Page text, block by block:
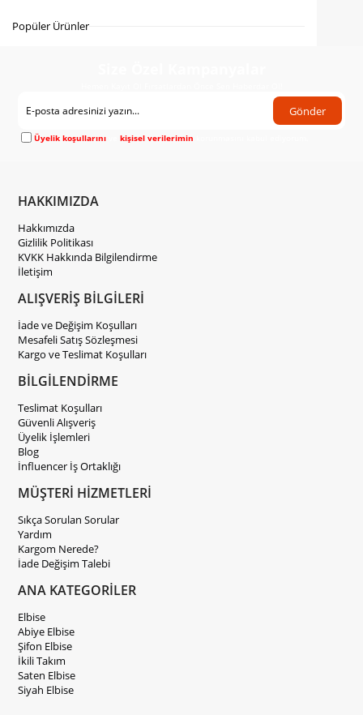
Gönder
Üyelik koşullarını vekişisel verilerimin
HAKKIMIZDA
Hakkımızda
Gizlilik Politikası
KVKK Hakkında Bilgilendirme
İletişim
ALIŞVERİŞ BİLGİLERİ
İade ve Değişim Koşulları
Mesafeli Satış Sözleşmesi
Kargo ve Teslimat Koşulları
BİLGİLENDİRME
Teslimat Koşulları
Güvenli Alışveriş
Üyelik İşlemleri
Blog
İnfluencer İş Ortaklığı
MÜŞTERİ HİZMETLERİ
Sıkça Sorulan Sorular
Yardım
Kargom Nerede?
İade Değişim Talebi
ANA KATEGORİLER
Elbise
Abiye Elbise
Şifon Elbise
İkili Takım
Saten Elbise
Siyah Elbise
Popüler Ürünler